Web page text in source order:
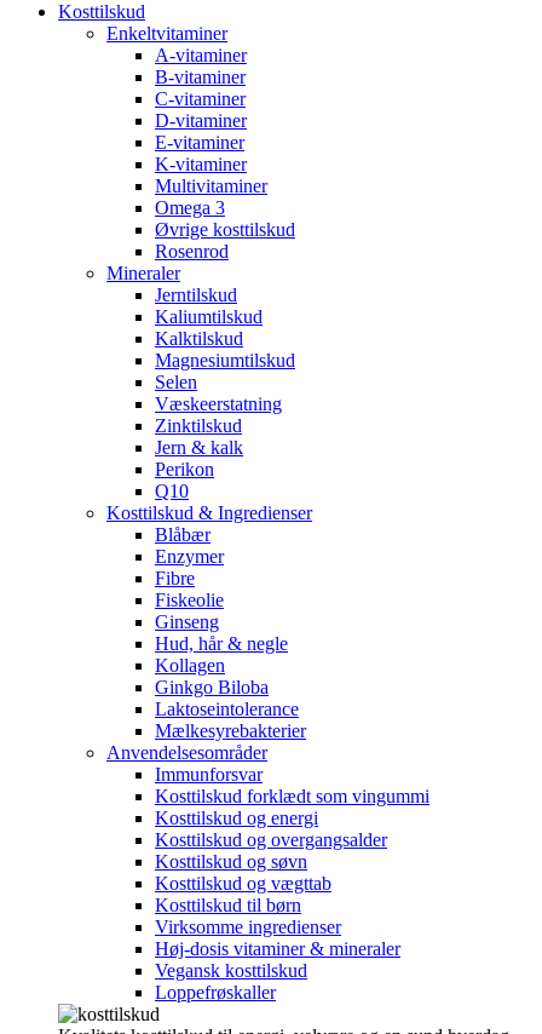
Kosttilskud
Enkeltvitaminer
A-vitaminer
B-vitaminer
C-vitaminer
D-vitaminer
E-vitaminer
K-vitaminer
Multivitaminer
Omega 3
Øvrige kosttilskud
Rosenrod
Mineraler
Jerntilskud
Kaliumtilskud
Kalktilskud
Magnesiumtilskud
Selen
Væskeerstatning
Zinktilskud
Jern & kalk
Perikon
Q10
Kosttilskud & Ingredienser
Blåbær
Enzymer
Fibre
Fiskeolie
Ginseng
Hud, hår & negle
Kollagen
Ginkgo Biloba
Laktoseintolerance
Mælkesyrebakterier
Anvendelsesområder
Immunforsvar
Kosttilskud forklædt som vingummi
Kosttilskud og energi
Kosttilskud og overgangsalder
Kosttilskud og søvn
Kosttilskud og vægttab
Kosttilskud til børn
Virksomme ingredienser
Høj-dosis vitaminer & mineraler
Vegansk kosttilskud
Loppefrøskaller